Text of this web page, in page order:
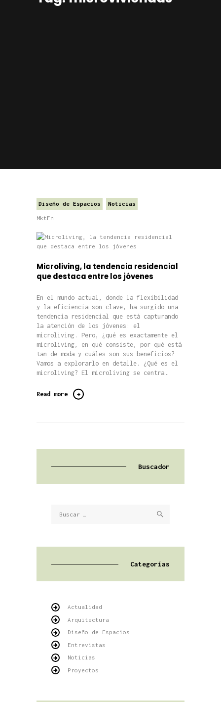
Diseño de Espacios Noticias
MktFn
Microliving, la tendencia residencial
que destaca entre los jóvenes
En el mundo actual, donde la flexibilidad
y la eficiencia son clave, ha surgido una
tendencia residencial que está capturando
la atención de los jóvenes: el
microliving. Pero, ¿qué es exactamente el
microliving, en qué consiste, por qué está
tan de moda y cuáles son sus beneficios?
Vamos a explorarlo en detalle. ¿Qué es el
microliving? El microliving se centra…
Read more
Buscador
Categorías
Actualidad
Arquitectura
Diseño de Espacios
Entrevistas
Noticias
Proyectos